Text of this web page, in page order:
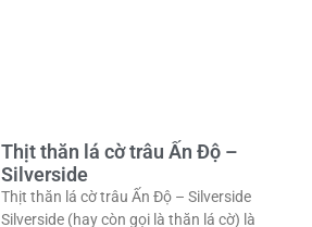
Thịt thăn lá cờ trâu Ấn Độ –
Silverside
Thịt thăn lá cờ trâu Ấn Độ – Silverside
Silverside (hay còn gọi là thăn lá cờ) là